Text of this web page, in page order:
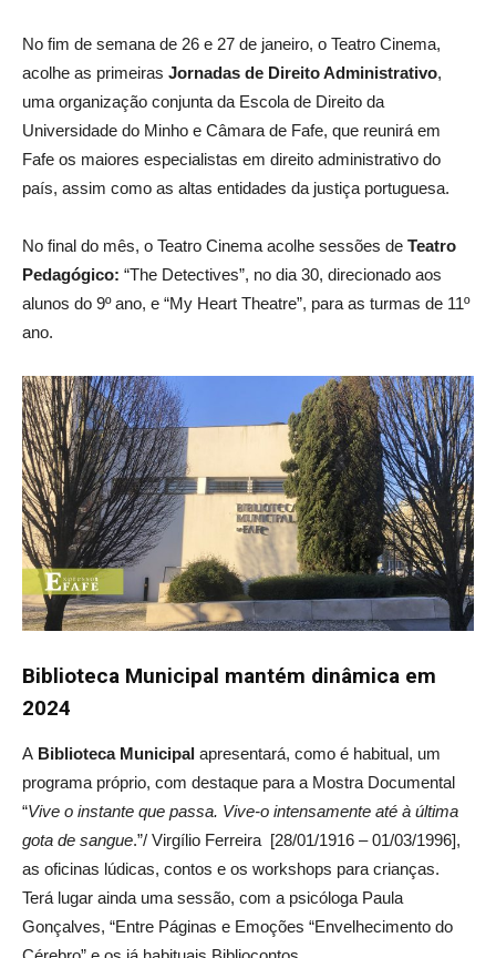
No fim de semana de 26 e 27 de janeiro, o Teatro Cinema,
acolhe as primeiras Jornadas de Direito Administrativo,
uma organização conjunta da Escola de Direito da
Universidade do Minho e Câmara de Fafe, que reunirá em
Fafe os maiores especialistas em direito administrativo do
país, assim como as altas entidades da justiça portuguesa.
No final do mês, o Teatro Cinema acolhe sessões de Teatro
Pedagógico: “The Detectives”, no dia 30, direcionado aos
alunos do 9º ano, e “My Heart Theatre”, para as turmas de 11º
ano.
Biblioteca Municipal mantém dinâmica em
2024
A Biblioteca Municipal apresentará, como é habitual, um
programa próprio, com destaque para a Mostra Documental
“Vive o instante que passa. Vive-o intensamente até à última
gota de sangue.”/ Virgílio Ferreira [28/01/1916 – 01/03/1996],
as oficinas lúdicas, contos e os workshops para crianças.
Terá lugar ainda uma sessão, com a psicóloga Paula
Gonçalves, “Entre Páginas e Emoções “Envelhecimento do